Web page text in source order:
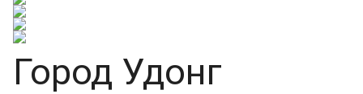
Город Удонг